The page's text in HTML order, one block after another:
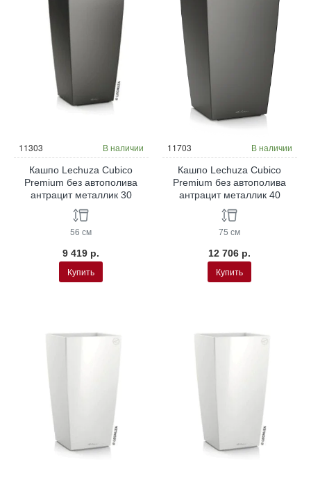
11303 В наличии
Кашпо Lechuza Cubico
Premium без автополива
антрацит металлик 30
56 см
9 419 р.
Купить
11703 В наличии
Кашпо Lechuza Cubico
Premium без автополива
антрацит металлик 40
75 см
12 706 р.
Купить